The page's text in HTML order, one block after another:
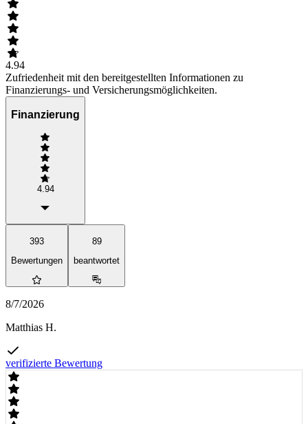
4.94
Zufriedenheit mit den bereitgestellten Informationen zu
Finanzierungs- und Versicherungsmöglichkeiten.
Finanzierung
4.94
393
Bewertungen
89
beantwortet
8/7/2026
Matthias H.
verifizierte Bewertung